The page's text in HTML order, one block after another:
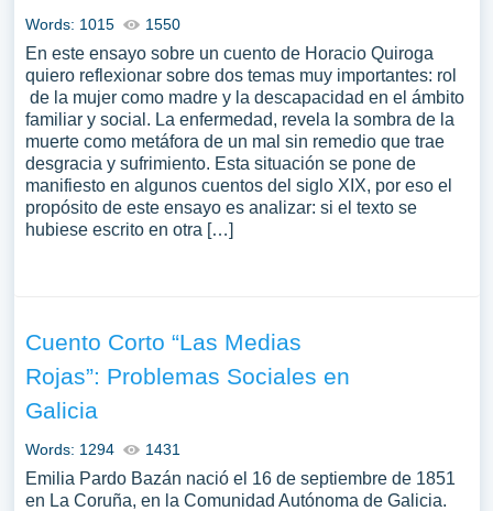
Words: 1015 1550
En este ensayo sobre un cuento de Horacio Quiroga
quiero reflexionar sobre dos temas muy importantes: rol
de la mujer como madre y la descapacidad en el ámbito
familiar y social. La enfermedad, revela la sombra de la
muerte como metáfora de un mal sin remedio que trae
desgracia y sufrimiento. Esta situación se pone de
manifiesto en algunos cuentos del siglo XIX, por eso el
propósito de este ensayo es analizar: si el texto se
hubiese escrito en otra […]
Cuento Corto “Las Medias
Rojas”: Problemas Sociales en
Galicia
Words: 1294 1431
Emilia Pardo Bazán nació el 16 de septiembre de 1851
en La Coruña, en la Comunidad Autónoma de Galicia.